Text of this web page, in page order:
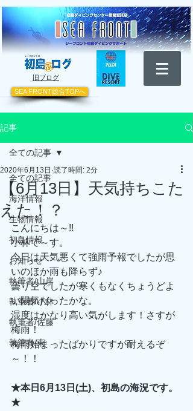
​旧ブログ
SEA FRONT総合TOPへ
記事
全ての記事
海洋情報
生物情報
初島情報
お知らせ
執筆者/山岸
執筆者/小林
執筆者/佐藤
執筆者/東
全ての記事
【6月13日】天気持ちこた
えた！？
2020年6月13日 読了時間: 2分
こんにちは～!!
小林で～す。
今日は天気悪くて強雨予報でしたが思
いのほか雨も降らず♪
曇り空でしたが寒くもなくちょうどよ
い陽気だったかな。
湿度はかなり高い気がします！さすが
梅雨！
梅雨始まったばかりですが耐えるぞ
～！！
★本日6月13日(土)、初島の海況です。
★